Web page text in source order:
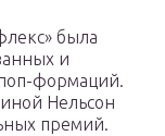
была
и
формаций.
Нельсон
премий.